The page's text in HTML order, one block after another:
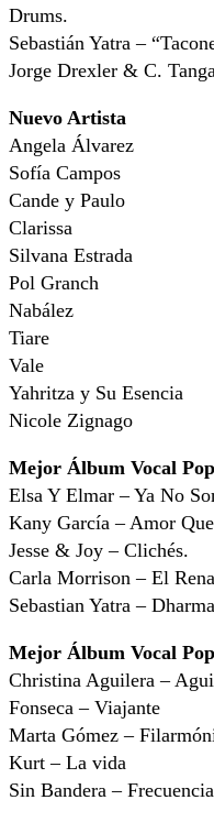
Drums.
Sebastián Yatra –
Jorge Drexler & C.
Nuevo Artista
Angela Álvarez
Sofía Campos
Cande y Paulo
Clarissa
Silvana Estrada
Pol Granch
Nabález
Tiare
Vale
Yahritza y Su Esencia
Nicole Zignago
Mejor Álbum Vocal Pop
Elsa Y Elmar – Ya No
Kany García – Amor
Jesse & Joy – Clichés.
Carla Morrison – El
Sebastian Yatra – Dharma
Mejor Álbum Vocal
Christina Aguilera –
Fonseca – Viajante
Marta Gómez –
Kurt – La vida
Sin Bandera – Frecuencia